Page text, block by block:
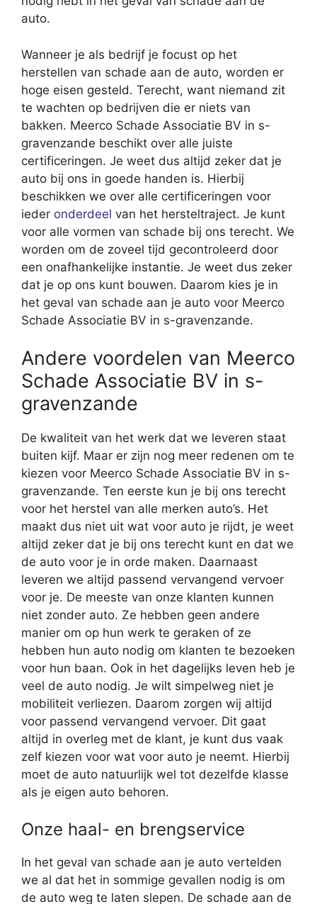
auto.
Wanneer je als bedrijf je focust op het
herstellen van schade aan de auto, worden er
hoge eisen gesteld. Terecht, want niemand zit
te wachten op bedrijven die er niets van
bakken. Meerco Schade Associatie BV in s-
gravenzande beschikt over alle juiste
certificeringen. Je weet dus altijd zeker dat je
auto bij ons in goede handen is. Hierbij
beschikken we over alle certificeringen voor
ieder onderdeel van het hersteltraject. Je kunt
voor alle vormen van schade bij ons terecht. We
worden om de zoveel tijd gecontroleerd door
een onafhankelijke instantie. Je weet dus zeker
dat je op ons kunt bouwen. Daarom kies je in
het geval van schade aan je auto voor Meerco
Schade Associatie BV in s-gravenzande.
Andere voordelen van Meerco
Schade Associatie BV in s-
gravenzande
De kwaliteit van het werk dat we leveren staat
buiten kijf. Maar er zijn nog meer redenen om te
kiezen voor Meerco Schade Associatie BV in s-
gravenzande. Ten eerste kun je bij ons terecht
voor het herstel van alle merken auto’s. Het
maakt dus niet uit wat voor auto je rijdt, je weet
altijd zeker dat je bij ons terecht kunt en dat we
de auto voor je in orde maken. Daarnaast
leveren we altijd passend vervangend vervoer
voor je. De meeste van onze klanten kunnen
niet zonder auto. Ze hebben geen andere
manier om op hun werk te geraken of ze
hebben hun auto nodig om klanten te bezoeken
voor hun baan. Ook in het dagelijks leven heb je
veel de auto nodig. Je wilt simpelweg niet je
mobiliteit verliezen. Daarom zorgen wij altijd
voor passend vervangend vervoer. Dit gaat
altijd in overleg met de klant, je kunt dus vaak
zelf kiezen voor wat voor auto je neemt. Hierbij
moet de auto natuurlijk wel tot dezelfde klasse
als je eigen auto behoren.
Onze haal- en brengservice
In het geval van schade aan je auto vertelden
we al dat het in sommige gevallen nodig is om
de auto weg te laten slepen. De schade aan de